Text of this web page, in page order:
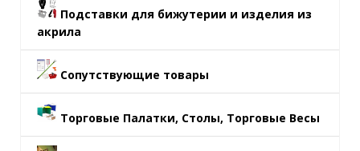
Подставки для бижутерии и изделия из
акрила
Сопутствующие товары
Торговые Палатки, Столы, Торговые Весы